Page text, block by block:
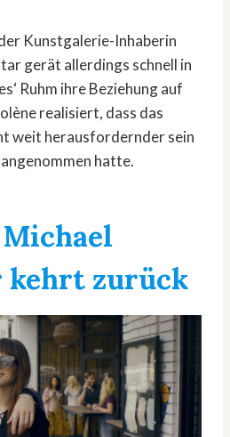
Kunstgalerie-Inhaberin
gerät allerdings schnell in
Ruhm ihre Beziehung auf
realisiert, dass das
weit herausfordernder sein
hatte.
kehrt zurück